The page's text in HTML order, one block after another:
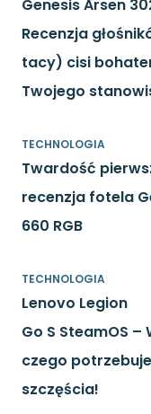
Genesis Arsen
Recenzja
tacy) cisi
Twojego
TECHNOLOGIA
Twardość
recenzja fotela
660 RGB
TECHNOLOGIA
Lenovo Legion
Go S SteamOS –
czego
szczęścia!